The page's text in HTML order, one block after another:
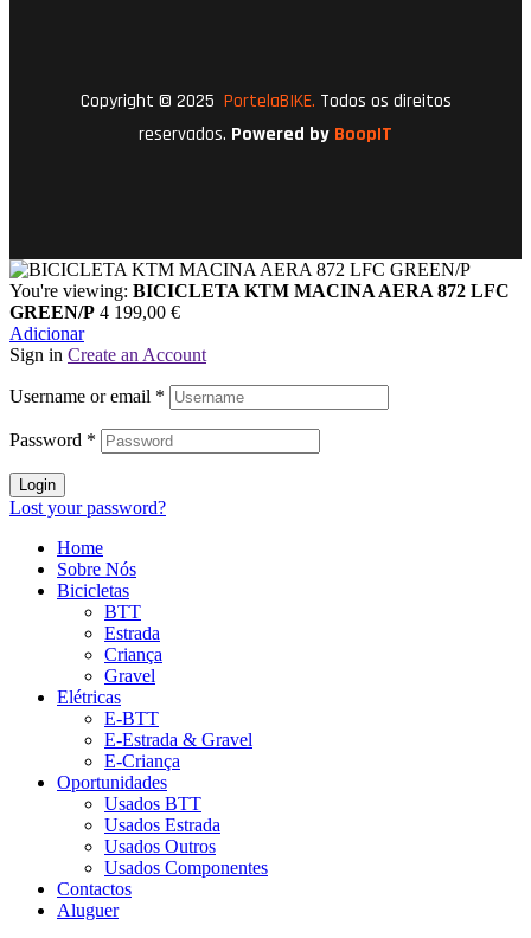
Copyright © 2025 PortelaBIKE. Todos os direitos
reservados. Powered by BoopIT
You're viewing: BICICLETA KTM MACINA AERA 872 LFC
GREEN/P 4 199,00 €
Adicionar
Sign in Create an Account
Username or email *
Password *
Login
Lost your password?
Home
Sobre Nós
Bicicletas
BTT
Estrada
Criança
Gravel
Elétricas
E-BTT
E-Estrada & Gravel
E-Criança
Oportunidades
Usados BTT
Usados Estrada
Usados Outros
Usados Componentes
Contactos
Aluguer